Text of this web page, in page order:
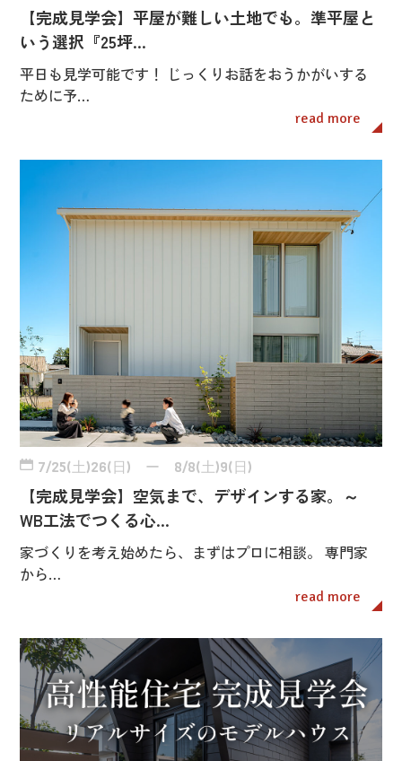
【完成見学会】平屋が難しい土地でも。準平屋と
いう選択『25坪…
平日も見学可能です！ じっくりお話をおうかがいする
ために予…
read more
7/25(土)26(日) ー 8/8(土)9(日)
【完成見学会】空気まで、デザインする家。～
WB工法でつくる心…
家づくりを考え始めたら、まずはプロに相談。 専門家
から…
read more